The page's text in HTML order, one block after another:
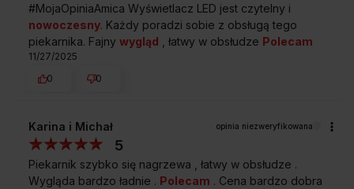
#MojaOpiniaAmica Wyświetlacz LED jest czytelny i
nowoczesny. Każdy poradzi sobie z obsługą tego
piekarnika. Fajny wygląd , łatwy w obsłudze Polecam
11/27/2025
0
0
Karina i Michał opinia niezweryfikowana
5
Piekarnik szybko się nagrzewa , łatwy w obsłudze .
Wygląda bardzo ładnie . Polecam . Cena bardzo dobra